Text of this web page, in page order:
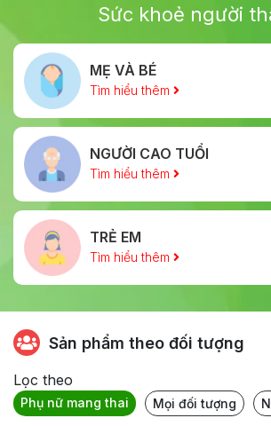
Sức khoẻ người
MẸ VÀ BÉ
Tìm hiểu thêm
NGƯỜI CAO TUỔI
Tìm hiểu thêm
TRẺ EM
Tìm hiểu thêm
Sản phẩm theo đối tượng
Lọc theo
Phụ nữ mang thai Mọi đối tượng